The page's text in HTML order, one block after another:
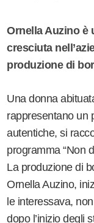
Ornella Auzino è
cresciuta
produzione di
Una donna
rappresentano un
autentiche, si
programma “Non
La produzione di
Ornella Auzino,
le interessava,
dopo l’inizio degli